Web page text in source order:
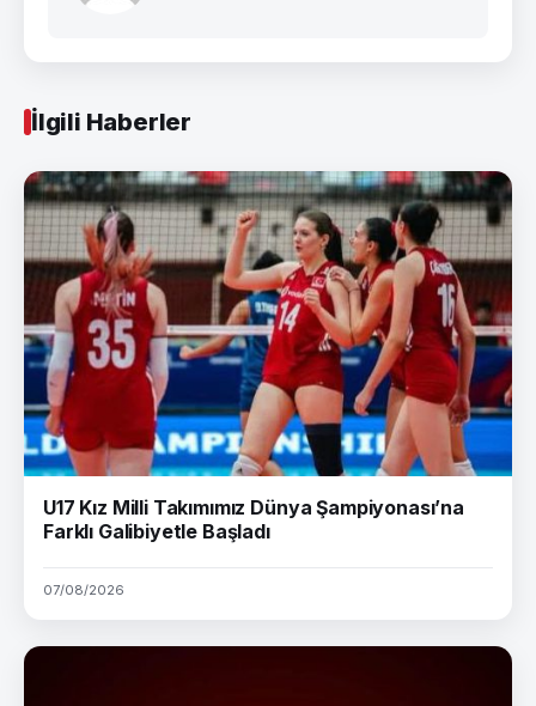
İlgili Haberler
U17 Kız Milli Takımımız Dünya Şampiyonası’na
Farklı Galibiyetle Başladı
07/08/2026